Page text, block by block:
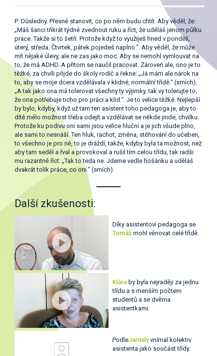
P: Důsledný. Přesně stanovit, co po něm budu chtít. Aby věděl, že:
„Máš šanci třikrát týdně zvednout ruku a říct, že uděláš jenom půlku
práce. Takže si to šetři. Protože když to využiješ hned v pondělí,
úterý, středa. Čtvrtek, pátek pojedeš naplno.“. Aby věděl, že může
mít nějaké úlevy, ale ne zas jako moc. Aby se nemohl vymlouvat na
to, že má ADHD. A přitom se naučil pracovat. Zároveň ale, ono je to
těžké, za chvíli přijde do školy rodič a řekne: „Já mám ale nárok na
to, aby se moje dcera vzdělávala v klidné, normální třídě.“ (smích).
„A tak jako ona má tolerovat všechny ty výjimky, tak vy tolerujte to,
že ona potřebuje ticho pro práci a klid.“. Je to velice těžké. Nejlepší
by bylo, kdyby, když už tam ten asistent toho pedagoga je, aby to
dítě mělo možnost třeba odejít a vzdělávat se někde jinde, chvilku.
Protože ku podivu oni sami jsou velice hluční a je jich všude plno,
ale sami to nesnáší. Ten hluk, rachot, změna, stěhování do učeben,
to všechno je pro ně, to je dráždí, takže, kdyby byla ta možnost, než
aby tam seděl a řval a provokoval a rušil tím celou třídu, tak radši
mu razantně říct: „Tak to teda ne. Jdeme vedle hošánku a uděláš
dvakrát tolik práce, co oni.“ (smích).
Další zkušenosti:
Díky asistentovi pedagoga se
Tomáš mohl věnovat celé třídě.
Klára by byla nejraději za jednu
třídu a s menším počtem
studentů a se dvěma
asistentkami.
PodleJarmilyvnímal kolektiv
asistenta jako součást třídy.